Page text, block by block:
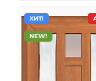
ХИТ!
NEW!